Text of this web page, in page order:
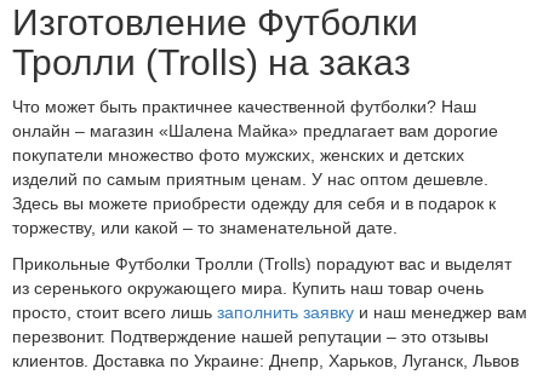
Изготовление Футболки
Тролли (Trolls) на заказ
Что может быть практичнее качественной футболки? Наш
онлайн – магазин «Шалена Майка» предлагает вам дорогие
покупатели множество фото мужских, женских и детских
изделий по самым приятным ценам. У нас оптом дешевле.
Здесь вы можете приобрести одежду для себя и в подарок к
торжеству, или какой – то знаменательной дате.
Прикольные Футболки Тролли (Trolls) порадуют вас и выделят
из серенького окружающего мира. Купить наш товар очень
просто, стоит всего лишь заполнить заявку и наш менеджер вам
перезвонит. Подтверждение нашей репутации – это отзывы
клиентов. Доставка по Украине: Днепр, Харьков, Луганск, Львов